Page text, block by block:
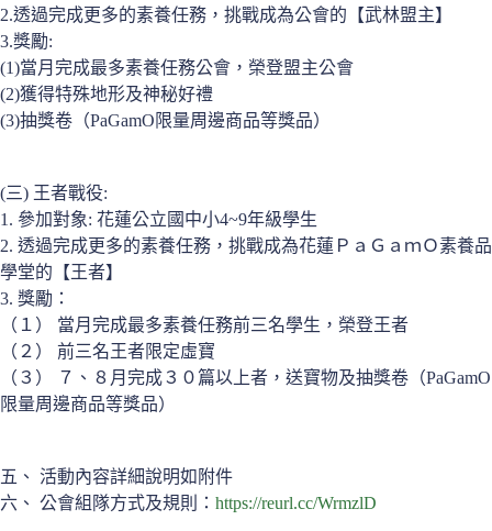
2.透過完成更多的素養任務，挑戰成為公會的【武林盟主】
3.獎勵:
(1)當月完成最多素養任務公會，榮登盟主公會
(2)獲得特殊地形及神秘好禮
(3)抽獎卷（PaGamO限量周邊商品等獎品）
(三) 王者戰役:
1. 參加對象: 花蓮公立國中小4~9年級學生
2. 透過完成更多的素養任務，挑戰成為花蓮ＰａＧａｍＯ素養品
學堂的【王者】
3. 獎勵：
（１） 當月完成最多素養任務前三名學生，榮登王者
（２） 前三名王者限定虛寶
（３） ７、８月完成３０篇以上者，送寶物及抽獎卷（PaGamO
限量周邊商品等獎品）
五、 活動內容詳細說明如附件
六、 公會組隊方式及規則： https://reurl.cc/WrmzlD